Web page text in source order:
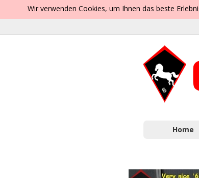
Wir verwenden Cookies, um Ihnen das beste
Home